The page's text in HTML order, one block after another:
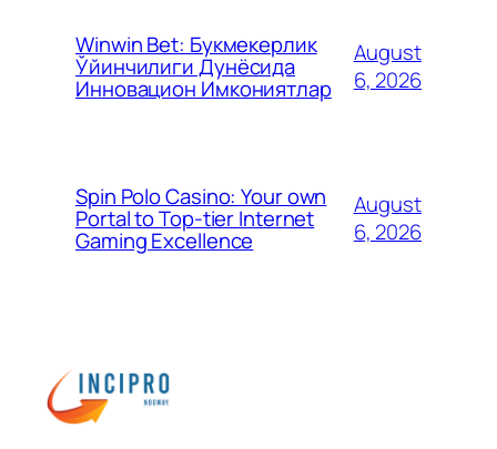
Winwin Bet: Букмекерлик
Ўйинчилиги Дунёсида
Инновацион Имкониятлар
August
6, 2026
Spin Polo Casino: Your own
Portal to Top-tier Internet
Gaming Excellence
August
6, 2026